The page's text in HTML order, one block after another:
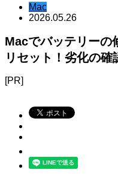
Mac
2026.05.26
Macでバッテリーの
リセット！劣化の確
[PR]